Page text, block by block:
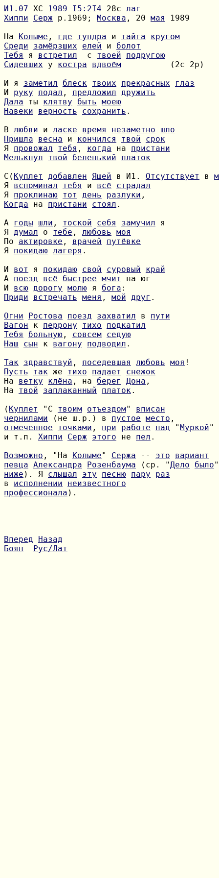
И1.07 ХС 1989 I5:2I4 28с лаг
Хиппи
Серж р.1969; Москва , 20 мая
1989
На Колыме , где тундра и тайга
кругом
Среди
замёрзших елей и болот
Тебя
я встретил
  с
твоей
подругою
Сидевших у костра вдвоём
          (2с 2р)
И я заметил блеск твоих прекрасных
глаз
И руку подал , предложил дружить
Дала ты клятву быть моею
Навеки
верность сохранить .
В любви и ласке время незаметно
шло
Пришла
весна и кончился твой
срок
Я провожал тебя , когда на пристани
Мелькнул
твой беленький
платок
С( Куплет добавлен Яшей в И1. Отсутствует в
Я вспоминал тебя и всё
страдал
Я проклинаю тот день разлуки
Когда на пристани стоял .
А
годы шли , тоской себя замучил
Я думал о тебе , любовь моя
По актировке , врачей
путёвке
Я покидаю лагеря .
И вот я покидаю свой суровый
край
А поезд всё быстрее мчит
И всю дорогу молю я бога
Приди
встречать меня , мой друг .
Огни
Ростова поезд захватил в пути
Вагон к перрону тихо
подкатил
Тебя
больную , совсем седую
Наш
сын к вагону подводил .
Так здравствуй , поседевшая любовь моя
Пусть
так же тихо падает
снежок
На ветку клёна , на берег Дона
На твой заплаканный платок.
( Куплет "С твоим отъездом" вписан
чернилами (не ш.р.) в пустое место
отмеченное
точками , при работе над "Муркой
и т.п. Хиппи Серж этого не пел .
Возможно , "На Колыме" Сержа -- это
вариант
певца Александра Розенбаума (ср. "Дело
было
ниже ). Я слышал эту песню пару
раз
в исполнении
неизвестного
профессионала ).
Вперед
Назад
Боян
Рус/Лат